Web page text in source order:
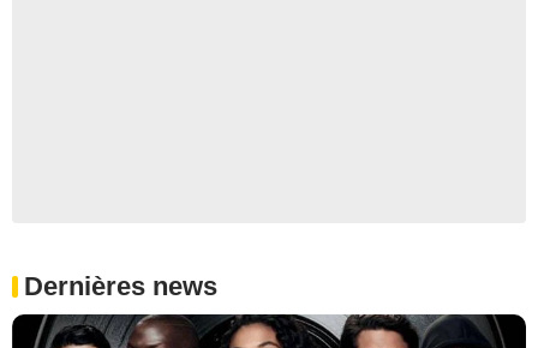
Dernières news